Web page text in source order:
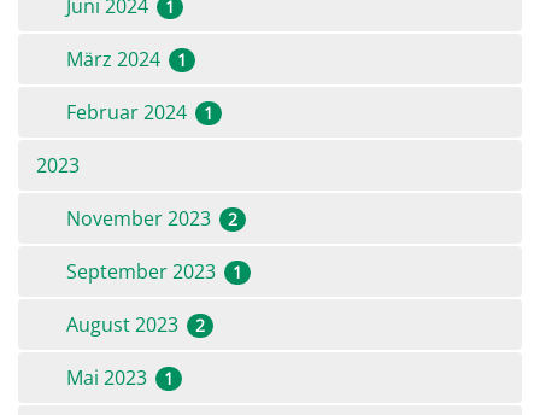
Juni 2024 1
März 2024 1
Februar 2024 1
2023
November 2023
2
September 2023 1
August 2023 2
Mai 2023 1